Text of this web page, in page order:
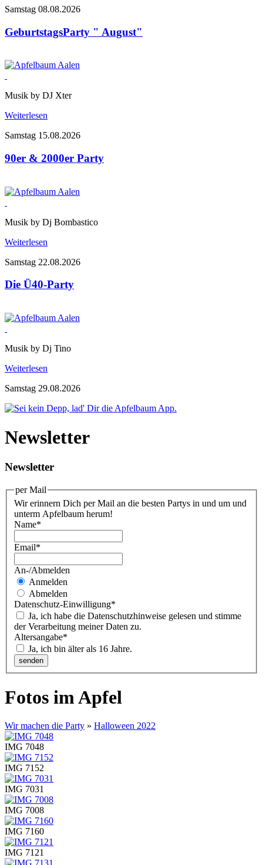
Samstag 08.08.2026
GeburtstagsParty " August"
Musik by DJ Xter
Weiterlesen
Samstag 15.08.2026
90er & 2000er Party
Musik by Dj Bombastico
Weiterlesen
Samstag 22.08.2026
Die Ü40-Party
Musik by Dj Tino
Weiterlesen
Samstag 29.08.2026
Newsletter
Newsletter
per Mail
Wir erinnern Dich per Mail an die besten Partys in und um und
unterm Apfelbaum herum!
Name*
Email*
An-/Abmelden
Anmelden
Abmelden
Datenschutz-Einwilligung*
der Verarbeitung meiner Daten zu.
Altersangabe*
Ja, ich bin älter als 16 Jahre.
Fotos im Apfel
Wir machen die Party » Halloween 2022
IMG 7048
IMG 7152
IMG 7031
IMG 7008
IMG 7160
IMG 7121